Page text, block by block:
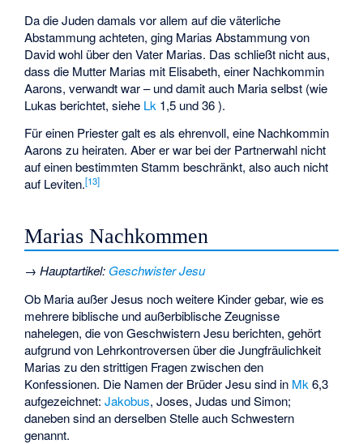
Da die Juden damals vor allem auf die väterliche
Abstammung achteten, ging Marias Abstammung von
David wohl über den Vater Marias. Das schließt nicht aus,
dass die Mutter Marias mit Elisabeth, einer Nachkommin
Aarons, verwandt war – und damit auch Maria selbst (wie
Lukas berichtet, siehe Lk 1,5 und 36 ).
Für einen Priester galt es als ehrenvoll, eine Nachkommin
Aarons zu heiraten. Aber er war bei der Partnerwahl nicht
auf einen bestimmten Stamm beschränkt, also auch nicht
auf Leviten.[13]
Marias Nachkommen
→Hauptartikel: Geschwister Jesu
Ob Maria außer Jesus noch weitere Kinder gebar, wie es
mehrere biblische und außerbiblische Zeugnisse
nahelegen, die von Geschwistern Jesu berichten, gehört
aufgrund von Lehrkontroversen über die Jungfräulichkeit
Marias zu den strittigen Fragen zwischen den
Konfessionen. Die Namen der Brüder Jesu sind in Mk 6,3
aufgezeichnet:Jakobus, Joses, Judas und Simon;
daneben sind an derselben Stelle auch Schwestern
genannt.